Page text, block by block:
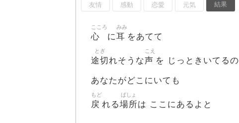
友情 感動 恋愛 元気 結果
心
こころ
に耳
みみ
をあてて
途切
とぎ
れそうな声
こえ
を じっときいてるの
あなたがどこにいても
戻
もど
れる場所
ばしょ
は ここにあるよと